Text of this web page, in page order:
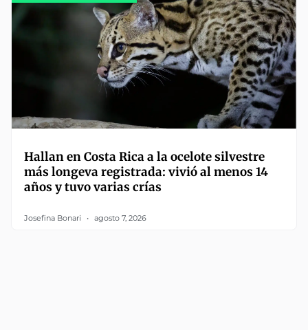
Hallan en Costa Rica a la ocelote silvestre
más longeva registrada: vivió al menos 14
años y tuvo varias crías
Josefina Bonari agosto 7, 2026